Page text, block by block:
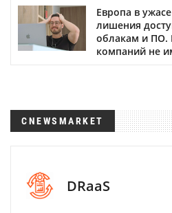
Европа в
лишения
облакам и ПО.
компаний не
CNEWSMARKET
DRaaS